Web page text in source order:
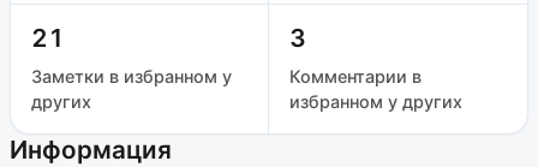
21
Заметки в избранном у
других
3
Комментарии в
избранном у других
Информация